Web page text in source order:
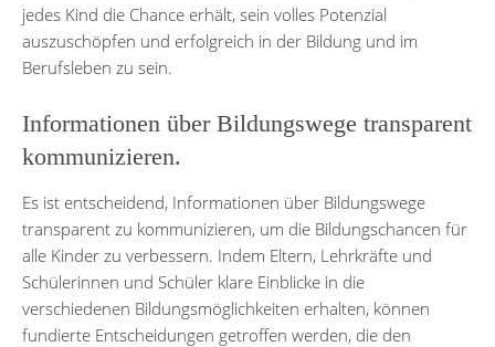
jedes Kind die Chance erhält, sein volles Potenzial
auszuschöpfen und erfolgreich in der Bildung und im
Berufsleben zu sein.
Informationen über Bildungswege transparent
kommunizieren.
Es ist entscheidend, Informationen über Bildungswege
transparent zu kommunizieren, um die Bildungschancen für
alle Kinder zu verbessern. Indem Eltern, Lehrkräfte und
Schülerinnen und Schüler klare Einblicke in die
verschiedenen Bildungsmöglichkeiten erhalten, können
fundierte Entscheidungen getroffen werden, die den